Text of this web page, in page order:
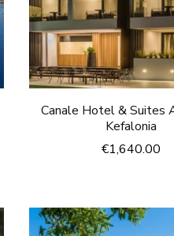
Canale Hotel & Suites
Kefalonia
€1,640.00